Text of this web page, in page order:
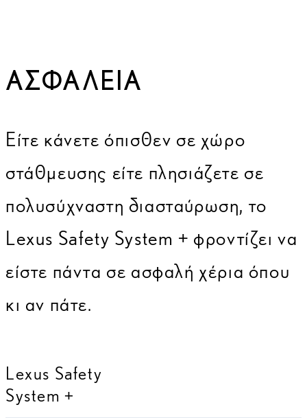
ΑΣΦΆΛΕΙΑ
Είτε κάνετε όπισθεν σε χώρο
στάθμευσης είτε πλησιάζετε σε
πολυσύχναστη διασταύρωση, το
Lexus Safety System + φροντίζει να
είστε πάντα σε ασφαλή χέρια όπου
κι αν πάτε.
Lexus Safety
System +